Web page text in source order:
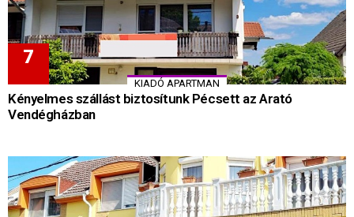
KIADÓ APARTMAN
Kényelmes szállást biztosítunk Pécsett az Arató
Vendégházban